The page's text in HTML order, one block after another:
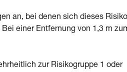
an, bei denen sich dieses Risiko
einer Entfernung von 1,3 m
zur Risikogruppe 1 oder